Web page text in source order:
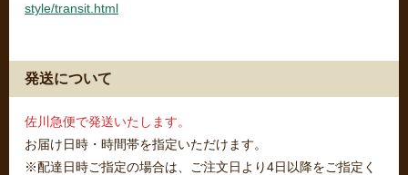
style/transit.html
発送について
佐川急便で発送いたします。
お届け日時・時間帯を指定いただけます。
※配達日時ご指定の場合は、ご注文日より4日以降をご指定く